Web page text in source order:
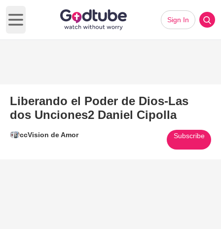
Open main menu
Sign In
Liberando el Poder de Dios-Las
dos Unciones2 Daniel Cipolla
ccVision de Amor Subscribe